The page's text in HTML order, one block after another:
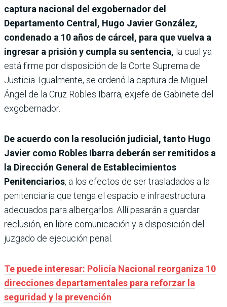
captura nacional del exgobernador del
Departamento Central, Hugo Javier González,
condenado a 10 años de cárcel, para que vuelva a
ingresar a prisión y cumpla su sentencia, la cual ya
está firme por disposición de la Corte Suprema de
Justicia. Igualmente, se ordenó la captura de Miguel
Ángel de la Cruz Robles Ibarra, exjefe de Gabinete del
exgobernador.
De acuerdo con la resolución judicial, tanto Hugo
Javier como Robles Ibarra deberán ser remitidos a
la Dirección General de Establecimientos
Penitenciarios, a los efectos de ser trasladados a la
penitenciaría que tenga el espacio e infraestructura
adecuados para albergarlos. Allí pasarán a guardar
reclusión, en libre comunicación y a disposición del
juzgado de ejecución penal.
Te puede interesar: Policía Nacional reorganiza 10
direcciones departamentales para reforzar la
seguridad y la prevención